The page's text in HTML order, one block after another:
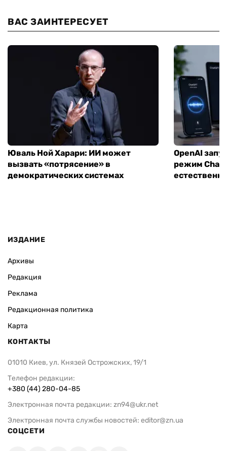
ВАС ЗАИНТЕРЕСУЕТ
Юваль Ной Харари: ИИ может
вызвать «потрясение» в
демократических системах
OpenAI
режим
ИЗДАНИЕ
Архивы
Редакция
Реклама
Редакционная политика
Карта
КОНТАКТЫ
01010 Киев, ул. Князей Острожских, 19/1
Телефон редакции:
+380 (44) 280-04-85
Электронная почта редакции: zn94@ukr.net
Электронная почта службы новостей: editor@zn.ua
СОЦСЕТИ